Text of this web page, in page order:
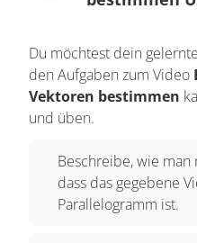
ein Parallelogramm,
Drachen. Und diese
diese grünen Pfeile,
entsprechenden
Rechteck wäre auch
Das kannst du an
haben wir unten ein
Du möchtest dein
den Aufgaben zum Video
Vektoren bestimmen
und üben.
Beschreibe, wie man
dass das gegebene
Parallelogramm ist.